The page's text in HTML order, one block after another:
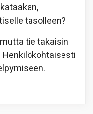
tasolleen?
tie takaisin